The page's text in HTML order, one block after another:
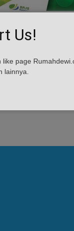
Dari BPJS,
Badan Penyelenggara
Us!
page
lainnya.